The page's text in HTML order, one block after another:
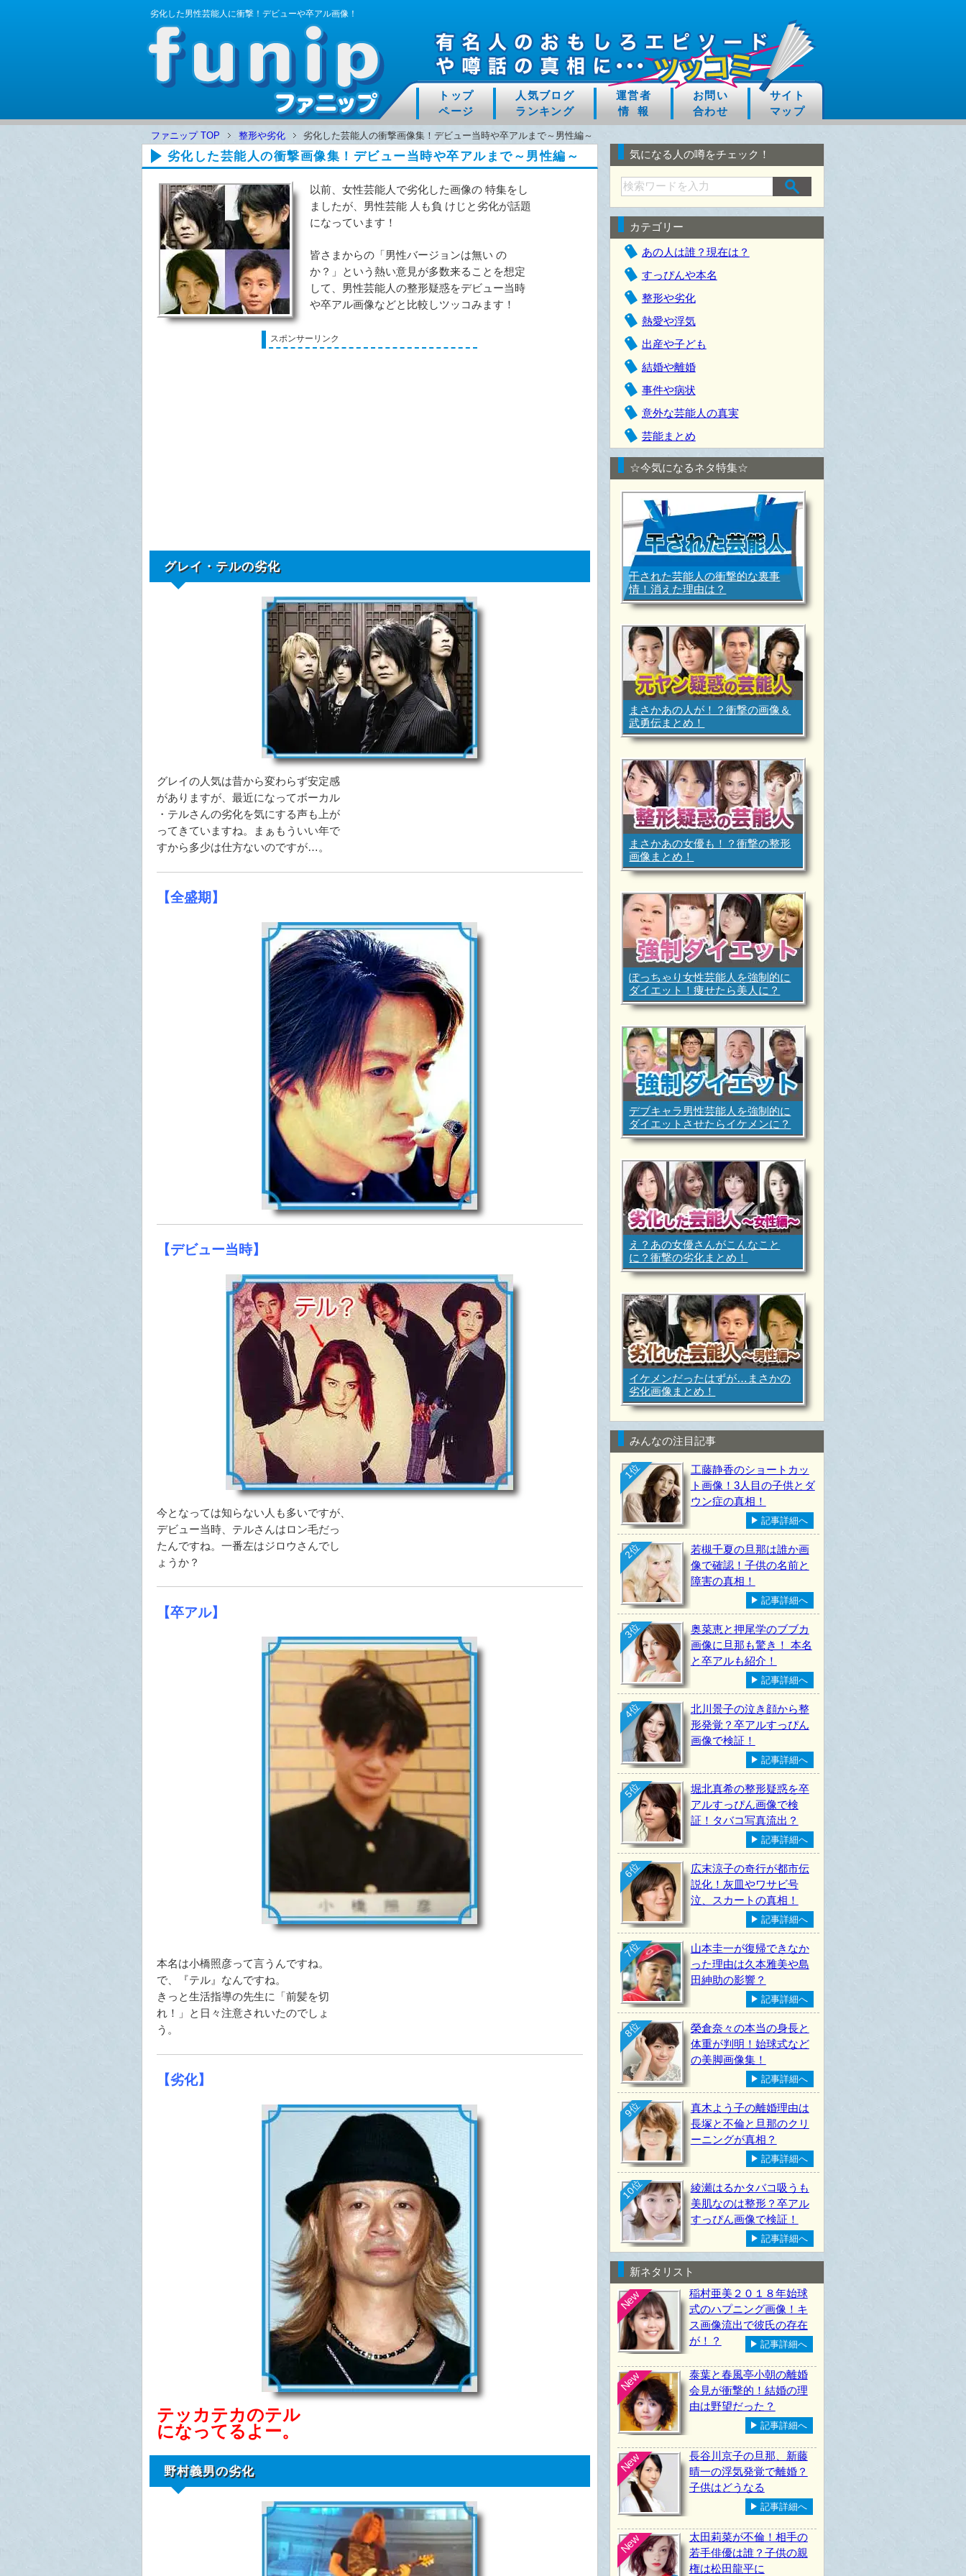
劣化した男性芸能人に衝撃！デビューや卒アル画像！
サイト
マップ
お問い
合わせ
運営者
情 報
人気ブログ
ランキング
トップ
ページ
ファニップ TOP 整形や劣化 劣化した芸能人の衝撃画像集！デビュー当時や卒アルまで～男性編～
劣化した芸能人の衝撃画像集！デビュー当時や卒アルまで～男性編～
以前、女性芸能人で劣化した画像の 特集をし
ましたが、男性芸能 人も負 けじと劣化が話題
になっています！
皆さまからの「男性バージョンは無い の
か？」という熱い意見が多数来ることを想定
して、男性芸能人の整形疑惑をデビュー当時
や卒アル画像などと比較しツッコみます！
スポンサーリンク
グレイ・テルの劣化
グレイの人気は昔から変わらず安定感
がありますが、最近になってボーカル
・テルさんの劣化を気にする声も上が
ってきていますね。まぁもういい年で
すから多少は仕方ないのですが…。
【全盛期】
【デビュー当時】
今となっては知らない人も多いですが、
デビュー当時、テルさんはロン毛だっ
たんですね。一番左はジロウさんでし
ょうか？
【卒アル】
本名は小橋照彦って言うんですね。
で、『テル』なんですね。
きっと生活指導の先生に「前髪を切
れ！」と日々注意されいたのでしょ
う。
【劣化】
テッカテカのテル
になってるよー。
野村義男の劣化
気になる人の噂をチェック！
カテゴリー
あの人は誰？現在は？
すっぴんや本名
整形や劣化
熱愛や浮気
出産や子ども
結婚や離婚
事件や病状
意外な芸能人の真実
芸能まとめ
☆今気になるネタ特集☆
干された芸能人の衝撃的な裏事
情！消えた理由は？
まさかあの人が！？衝撃の画像＆
武勇伝まとめ！
まさかあの女優も！？衝撃の整形
画像まとめ！
ぽっちゃり女性芸能人を強制的に
ダイエット！痩せたら美人に？
デブキャラ男性芸能人を強制的に
ダイエットさせたらイケメンに？
え？あの女優さんがこんなこと
に？衝撃の劣化まとめ！
イケメンだったはずが…まさかの
劣化画像まとめ！
みんなの注目記事
1位
工藤静香のショートカッ
ト画像！3人目の子供とダ
ウン症の真相！
記事詳細へ
2位
若槻千夏の旦那は誰か画
像で確認！子供の名前と
障害の真相！
記事詳細へ
3位
奥菜恵と押尾学のブブカ
画像に旦那も驚き！ 本名
と卒アルも紹介！
記事詳細へ
4位
北川景子の泣き顔から整
形発覚？卒アルすっぴん
画像で検証！
記事詳細へ
5位
堀北真希の整形疑惑を卒
アルすっぴん画像で検
証！タバコ写真流出？
記事詳細へ
6位
広末涼子の奇行が都市伝
説化！灰皿やワサビ号
泣、スカートの真相！
記事詳細へ
7位
山本圭一が復帰できなか
った理由は久本雅美や島
田紳助の影響？
記事詳細へ
8位
榮倉奈々の本当の身長と
体重が判明！始球式など
の美脚画像集！
記事詳細へ
9位
真木よう子の離婚理由は
長塚と不倫と旦那のクリ
ーニングが真相？
記事詳細へ
10位
綾瀬はるかタバコ吸うも
美肌なのは整形？卒アル
すっぴん画像で検証！
記事詳細へ
新ネタリスト
New
稲村亜美２０１８年始球
式のハプニング画像！キ
ス画像流出で彼氏の存在
が！？
記事詳細へ
New
泰葉と春風亭小朝の離婚
会見が衝撃的！結婚の理
由は野望だった？
記事詳細へ
New
長谷川京子の旦那、新藤
晴一の浮気発覚で離婚？
子供はどうなる
記事詳細へ
New
太田莉菜が不倫！相手の
若手俳優は誰？子供の親
権は松田龍平に